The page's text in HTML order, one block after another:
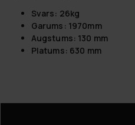
Svars: 26kg
Garums: 1970mm
Augstums: 130 mm
Platums: 630 mm